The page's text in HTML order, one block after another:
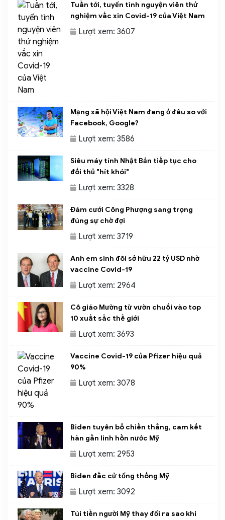
Tuần tới, tuyển tình nguyện viên thử
nghiệm vắc xin Covid-19 của Việt Nam
Lượt xem: 3607
Mạng xã hội Việt Nam đang ở đâu so với
Facebook, Google?
Lượt xem: 3586
Siêu máy tính Nhật Bản tiếp tục cho
đối thủ "hít khói"
Lượt xem: 3328
Đám cưới Công Phượng sang trọng
đúng sự chờ đợi
Lượt xem: 3719
Anh em sinh đôi sở hữu 22 tỷ USD nhờ
vaccine Covid-19
Lượt xem: 2964
Cô giáo Mường từ vườn chuối vào top
10 xuất sắc thế giới
Lượt xem: 3693
Vaccine Covid-19 của Pfizer hiệu quả
90%
Lượt xem: 3078
Biden tuyên bố chiến thắng, cam kết
hàn gắn linh hồn nước Mỹ
Lượt xem: 2953
Biden đắc cử tổng thống Mỹ
Lượt xem: 3092
Túi tiền người Mỹ thay đổi ra sao khi